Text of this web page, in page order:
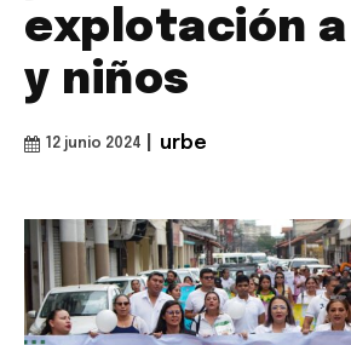
explotación
y niños
12 junio 2024 urbe